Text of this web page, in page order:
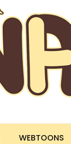
WEBTOONS